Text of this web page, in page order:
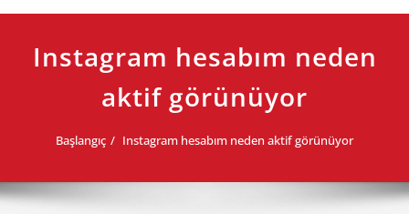
Instagram hesabım neden
aktif görünüyor
Başlangıç Instagram hesabım neden aktif görünüyor